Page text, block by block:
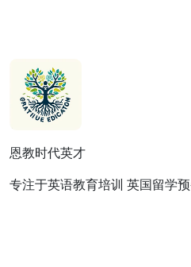
恩教时代英才
专注于英语教育培训 英国留学